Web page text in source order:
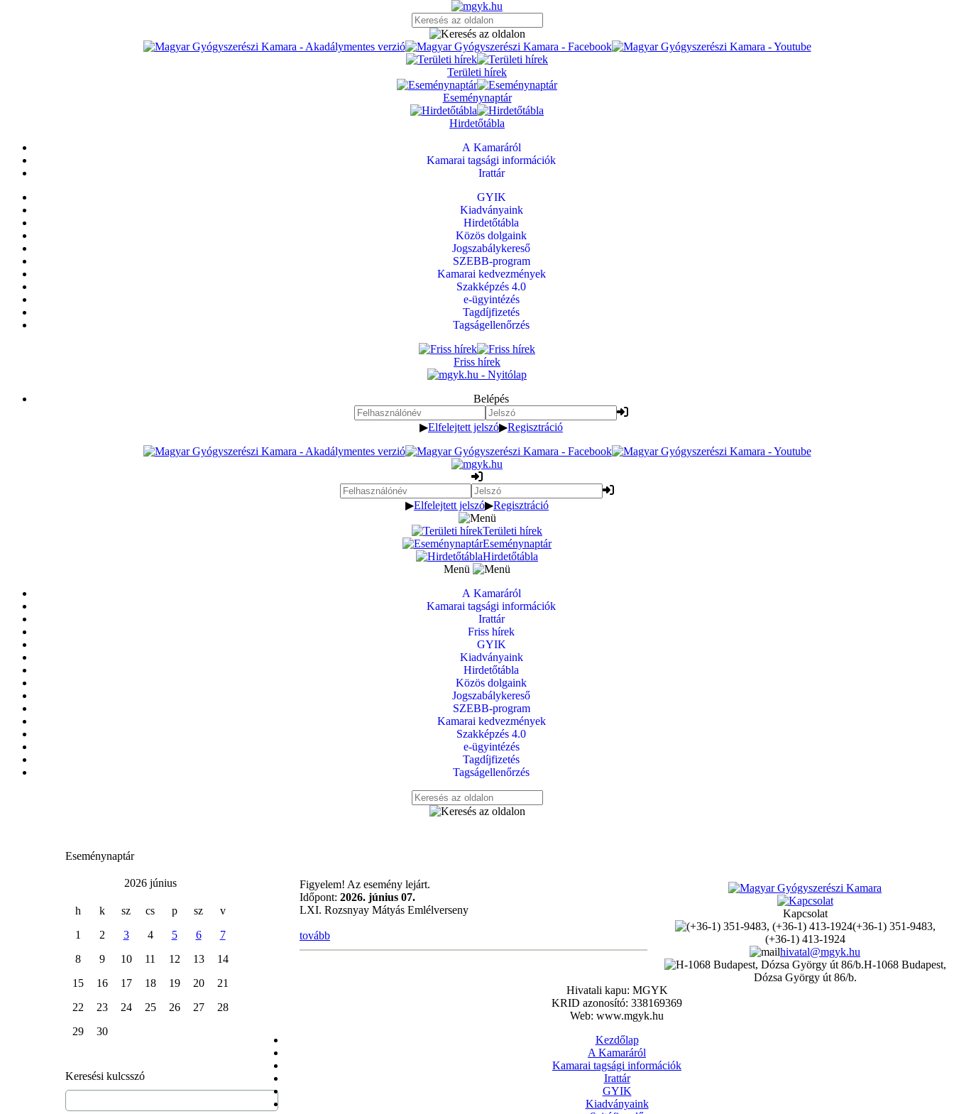
Területi hírek
Eseménynaptár
Hirdetőtábla
A Kamaráról
Kamarai tagsági információk
Irattár
GYIK
Kiadványaink
Hirdetőtábla
Közös dolgaink
Jogszabálykereső
SZEBB-program
Kamarai kedvezmények
Szakképzés 4.0
e-ügyintézés
Tagdíjfizetés
Tagságellenőrzés
Friss hírek
Belépés
▶Elfelejtett jelszó▶Regisztráció
▶Elfelejtett jelszó▶Regisztráció
Területi hírek
Eseménynaptár
Hirdetőtábla
Menü
A Kamaráról
Kamarai tagsági információk
Irattár
Friss hírek
GYIK
Kiadványaink
Hirdetőtábla
Közös dolgaink
Jogszabálykereső
SZEBB-program
Kamarai kedvezmények
Szakképzés 4.0
e-ügyintézés
Tagdíjfizetés
Tagságellenőrzés
Eseménynaptár
2026 június
h k sz cs p sz
v
1
2 3 4 5 6
7
8
9 10 11 12 13
14
15
16 17 18 19 20
21
22
23 24 25 26 27
28
29
30
Keresési kulcsszó
Figyelem! Az esemény lejárt.
Időpont: 2026. június 07.
LXI. Rozsnyay Mátyás Emlélverseny
tovább
Kapcsolat
(+36-1) 351-9483,
(+36-1) 413-1924
hivatal@mgyk.hu
H-1068 Budapest,
Dózsa György út 86/b.
Hivatali kapu: MGYK
KRID azonosító: 338169369
Web: www.mgyk.hu
Kezdőlap
A Kamaráról
Kamarai tagsági információk
Irattár
GYIK
Kiadványaink